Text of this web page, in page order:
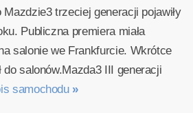
trzeciej generacji pojawiły
Publiczna premiera miała
salonie we Frankfurcie. Wkrótce
do salonów.Mazda3 III generacji
samochodu »